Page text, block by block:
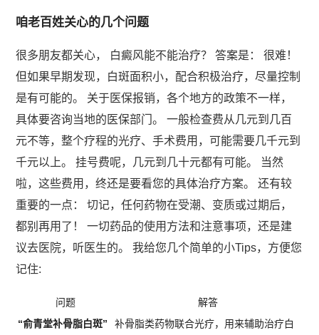
咱老百姓关心的几个问题
很多朋友都关心， 白癜风能不能治疗？ 答案是： 很难！
但如果早期发现，白斑面积小，配合积极治疗，尽量控制
是有可能的。 关于医保报销，各个地方的政策不一样，
具体要咨询当地的医保部门。 一般检查费从几元到几百
元不等，整个疗程的光疗、手术费用，可能需要几千元到
千元以上。 挂号费呢，几元到几十元都有可能。 当然
啦，这些费用，终还是要看您的具体治疗方案。 还有较
重要的一点： 切记，任何药物在受潮、变质或过期后，
都别再用了！ 一切药品的使用方法和注意事项，还是建
议去医院，听医生的。 我给您几个简单的小Tips，方便您
记住:
问题
解答
“俞青堂补骨脂白斑”
补骨脂类药物联合光疗，用来辅助治疗白